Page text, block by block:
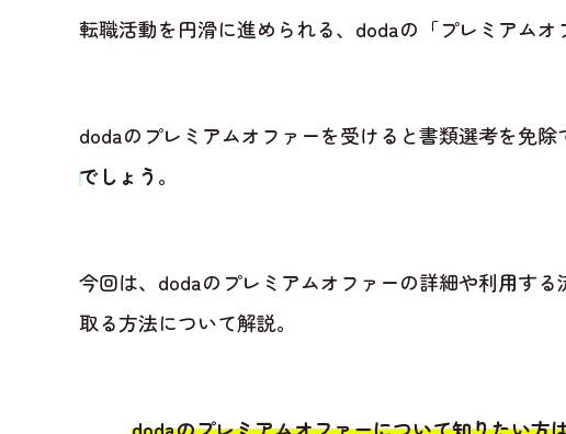
転職活動を円滑に進められる、dodaの「プレミアム
dodaのプレミアムオファーを受けると書類選考を免除
でしょう。
今回は、dodaのプレミアムオファーの詳細や利用す
取る方法について解説。
dodaのプレミアムオファーについて知りたい方